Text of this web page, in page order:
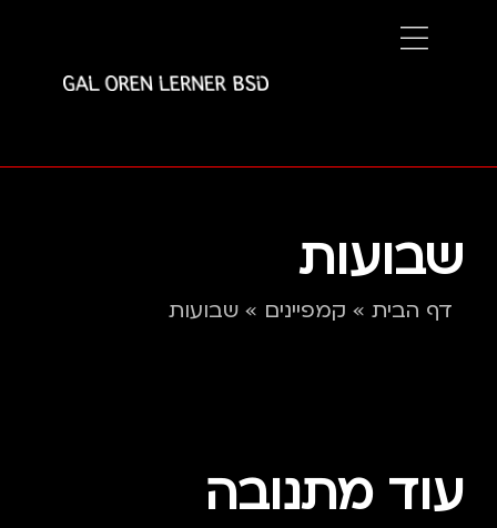
שבועות
דף הבית » קמפיינים » שבועות
עוד מתנובה